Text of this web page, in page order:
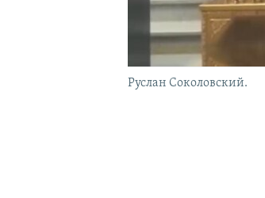
Руслан Соколовский.